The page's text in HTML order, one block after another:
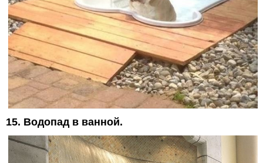
15. Водопад в ванной.